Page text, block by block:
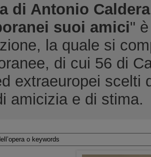
di Antonio
suoi amici"
la quale si
di cui 56 di
extraeuropei scelti
amicizia e di stima.